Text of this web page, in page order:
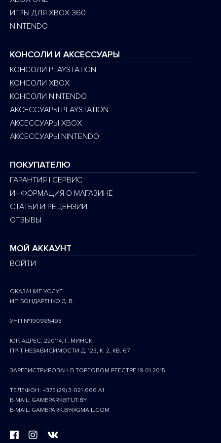
ИГРЫ ДЛЯ XBOX 360
NINTENDO
КОНСОЛИ И АКСЕССУАРЫ
КОНСОЛИ PLAYSTATION
КОНСОЛИ XBOX
КОНСОЛИ NINTENDO
АКСЕССУАРЫ PLAYSTATION
АКСЕССУАРЫ XBOX
АКСЕССУАРЫ NINTENDO
ПОКУПАТЕЛЮ
ГАРАНТИЯ | СЕРВИС
ИНФОРМАЦИЯ О МАГАЗИНЕ
СТАТЬИ И РЕЦЕНЗИИ
ОТЗЫВЫ
МОЙ АККАУНТ
ВОЙТИ
ОКАЗАНИЕ УСЛУГ
ИП БОНДАРЕНКО Д. В.
УНП №190985493
ЮР. АДРЕС: 220114, Г. МИНСК,
ПР-Т НЕЗАВИСИМОСТИ Д. 123, К. 2, КВ. 67
ЗАРЕГИСТРИРОВАН В ТОРГОВОМ РЕЕСТРЕ 19.01.2015.
ТЕЛЕФОН: +375 (29) 3-021-666 A1
E-MAIL: GAMEPARK@TUT.BY
E-MAIL: GAMEPARK.BY@GMAIL.COM